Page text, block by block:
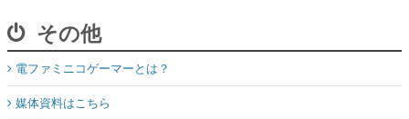
その他
電ファミニコゲーマーとは？
媒体資料はこちら